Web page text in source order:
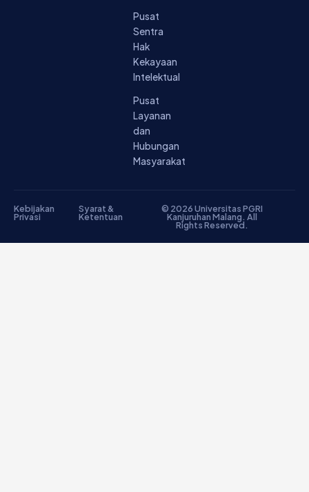
Pusat
Sentra
Hak
Kekayaan
Intelektual
Pusat
Layanan
dan
Hubungan
Masyarakat
© 2026 Universitas PGRI
Kanjuruhan Malang. All
Rights Reserved.
Kebijakan
Privasi
Syarat &
Ketentuan